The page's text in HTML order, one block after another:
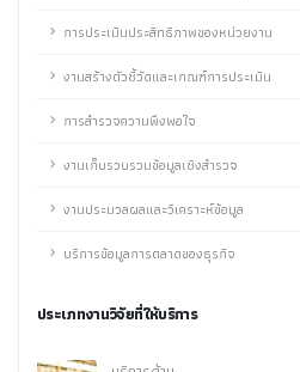
การประเมินประสิทธิภาพของหน่วยงาน
งานสร้างตัวชี้วัดและเกณฑ์การประเมิน
การสำรวจความพึงพอใจ
งานเก็บรวบรวมข้อมูลเชิงสำรวจ
งานประมวลผลและวิเคราะห์ข้อมูล
บริการข้อมูลการตลาดของธุรกิจ
ประเภทงานวิจัยที่ให้บริการ